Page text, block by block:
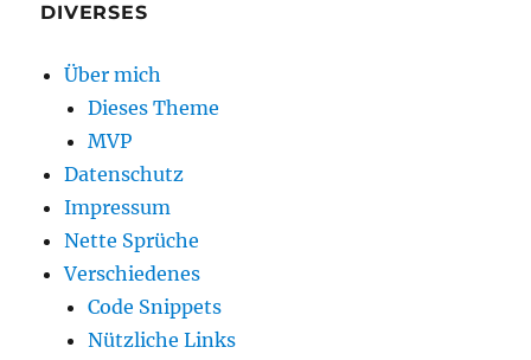
DIVERSES
Über mich
Dieses Theme
MVP
Datenschutz
Impressum
Nette Sprüche
Verschiedenes
Code Snippets
Nützliche Links